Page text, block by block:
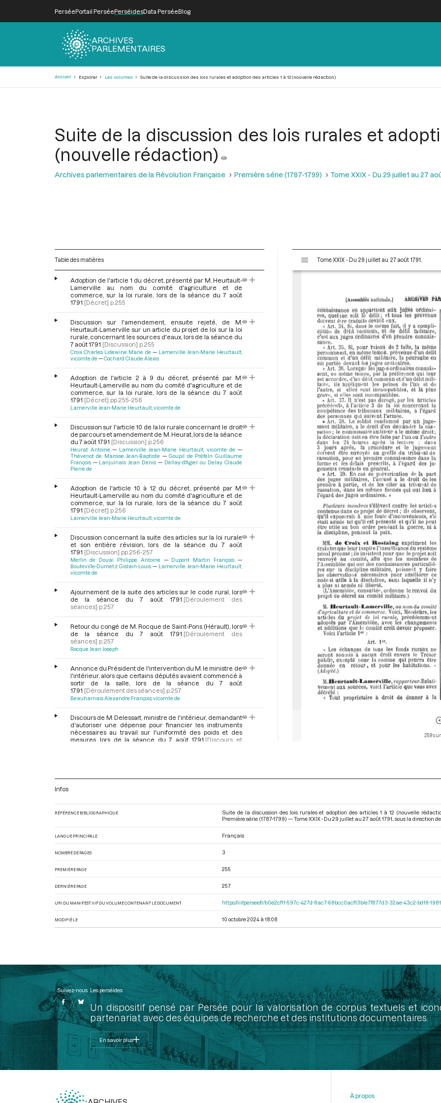
PerséePortail PerséePerséidesData PerséeBlog
ARCHIVES
PARLEMENTAIRES
Accueil Explorer Les volumes Suite de la discussion des lois rurales et adoption des articles 1 à 12 (nouvelle rédaction)
Suite de la discussion des lois rurales et
(nouvelle rédaction)
Archives parlementaires de la Révolution Française Première série (1787-1799) Tome XXIX - Du 29 juillet au 27
Table des matières
Adoption de l'article 1 du décret, présenté par M. Heurtault-
Lamerville au nom du comité d'agriculture et de
commerce, sur la loi rurale, lors de la séance du 7 août
1791 [Décret] p.255
Discussion sur l'amendement, ensuite rejeté, de M.
Heurtault-Lamerville sur un article du projet de loi sur la loi
rurale, concernant les sources d'eaux, lors de la séance du
7 août 1791 [Discussion] p.255
Croix Charles Lidewine Marie de
Lamerville Jean-Marie Heurtault,
vicomte de
Cochard Claude Alexis
Adoption de l'article 2 à 9 du décret, présenté par M.
Heurtault-Lamerville au nom du comité d'agriculture et de
commerce, sur la loi rurale, lors de la séance du 7 août
1791 [Décret] pp.255-256
Lamerville Jean-Marie Heurtault, vicomte de
Discussion sur l'article 10 de la loi rurale concernant le droit
de parcours et amendement de M. Heurat, lors de la séance
du 7 août 1791 [Discussion] p.256
Heurat Antoine
Lamerville Jean-Marie Heurtault, vicomte de
Thévenot de Maroise Jean-Baptiste
Goupil de Préfeln Guillaume
François
Lanjuinais Jean Denis
Dellay-d'Agier ou Delay Claude
Pierre de
Adoption de l'article 10 à 12 du décret, présenté par M.
Heurtault-Lamerville au nom du comité d'agriculture et de
commerce, sur la loi rurale, lors de la séance du 7 août
1791 [Décret] p.256
Lamerville Jean-Marie Heurtault, vicomte de
Discussion concernant la suite des articles sur la loi rurale
et son entière révision, lors de la séance du 7 août
1791 [Discussion] pp.256-257
Merlin de Douai Philippe Antoine
Dupont Martin François
Bouteville-Dumetz Gislain-Louis
Lamerville Jean-Marie Heurtault,
vicomte de
Ajournement de la suite des articles sur le code rural, lors
de la séance du 7 août 1791 [Déroulement des
séances] p.257
Retour du congé de M. Rocque de Saint-Pons (Hérault), lors
de la séance du 7 août 1791 [Déroulement des
séances] p.257
Rocque Jean Joseph
Annonce du Président de l'intervention du M. le ministre de
l'intérieur, alors que certains députés avaient commencé à
sortir de la salle, lors de la séance du 7 août
1791 [Déroulement des séances] p.257
Beauharnais Alexandre François, vicomte de
Discours de M. Delessart, ministre de l'intérieur, demandant
d'autoriser une dépense pour financier les instruments
nécessaires au travail sur l'uniformité des poids et des
mesures, lors de la séance du 7 août 1791 [Discours et
l'uniformité des poids et des mesures, lors de la séance du 7
Gaston
Renvoi au comité des finances de la demande de dépense
faite par M. le ministre de l'intérieur pour financer un travail
sur l'uniformité des poids et des mesures, lors de la séance
du 7 août 1791 [Renvoi aux comités] p.257
levée de la séance du 7 août 1791
[Déroulement des
séances] p.257
Beauharnais Alexandre François, vicomte de
s
Tome XXIX - Du 29 juillet au 27 août 1791.
259
Infos
RÉFÉRENCE BIBLIOGRAPHIQUE
Suite de la discussion des lois rurales et adoption des articles 1 à 12 (nouvelle
Première série (1787-1799) — Tome XXIX - Du 29 juillet au 27 août 1791. , sous la direction
LANGUE PRINCIPALE Français
NOMBRE DE PAGES 3
PREMIÈRE PAGE 255
DERNIÈRE PAGE 257
URI DU MANIFEST IIIF DU VOLUME CONTENANT LE DOCUMENT https://iiif.persee.fr/b0e2cf11-597c-427d-8ac7-68bcc0acf13b/e7f877d3-32ae-43c2-bd18-
MODIFIÉ LE 10 octobre 2024 à 18:08
Suivez-nous Les perséides
Un dispositif pensé par Persée pour la valorisation de corpus textuels et
partenariat avec des équipes de recherche et des institutions documentaires.
En savoir plus
À propos